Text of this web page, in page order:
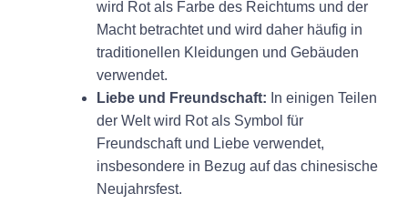
wird Rot als Farbe des Reichtums und der
Macht betrachtet und wird daher häufig in
traditionellen Kleidungen und Gebäuden
verwendet.
Liebe und Freundschaft: In einigen Teilen
der Welt wird Rot als Symbol für
Freundschaft und Liebe verwendet,
insbesondere in Bezug auf das chinesische
Neujahrsfest.